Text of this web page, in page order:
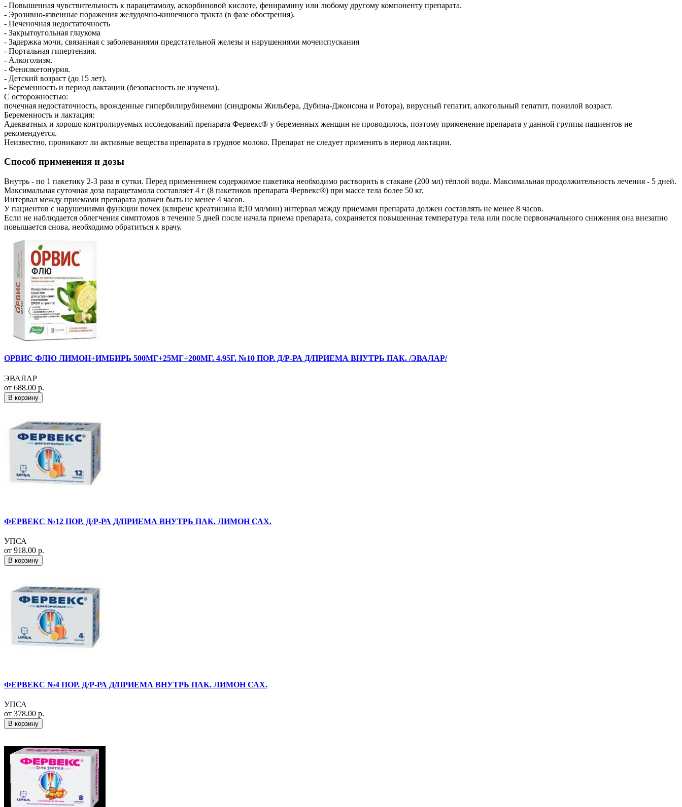
- Повышенная чувствительность к парацетамолу, аскорбиновой кислоте, фенирамину или любому другому компоненту препарата.
- Эрозивно-язвенные поражения желудочно-кишечного тракта (в фазе обострения).
- Печеночная недостаточность
- Закрытоугольная глаукома
- Задержка мочи, связанная с заболеваниями предстательной железы и нарушениями мочеиспускания
- Портальная гипертензия.
- Алкоголизм.
- Фенилкетонурия.
- Детский возраст (до 15 лет).
- Беременность и период лактации (безопасность не изучена).
С осторожностью:
почечная недостаточность, врожденные гипербилирубинемии (синдромы Жильбера, Дубина-Джонсона и Ротора), вирусный гепатит, алкогольный гепатит, пожилой возраст.
Беременность и лактация:
Адекватных и хорошо контролируемых исследований препарата Фервекс® у беременных женщин не проводилось, поэтому применение препарата у данной группы пациентов не
рекомендуется.
Неизвестно, проникают ли активные вещества препарата в грудное молоко. Препарат не следует применять в период лактации.
Способ применения и дозы
Внутрь - по 1 пакетику 2-3 раза в сутки. Перед применением содержимое пакетика необходимо растворить в стакане (200 мл) тёплой воды. Максимальная продолжительность лечения - 5 дней.
Максимальная суточная доза парацетамола составляет 4 г (8 пакетиков препарата Фервекс®) при массе тела более 50 кг.
Интервал между приемами препарата должен быть не менее 4 часов.
У пациентов с нарушениями функции почек (клиренс креатинина lt;10 мл/мин) интервал между приемами препарата должен составлять не менее 8 часов.
Если не наблюдается облегчения симптомов в течение 5 дней после начала приема препарата, сохраняется повышенная температура тела или после первоначального снижения она внезапно
повышается снова, необходимо обратиться к врачу.
ОРВИС ФЛЮ ЛИМОН+ИМБИРЬ 500МГ+25МГ+200МГ. 4,95Г. №10 ПОР. Д/Р-РА Д/ПРИЕМА ВНУТРЬ ПАК. /ЭВАЛАР/
ЭВАЛАР
от 688.00 р.
В корзину
ФЕРВЕКС №12 ПОР. Д/Р-РА Д/ПРИЕМА ВНУТРЬ ПАК. ЛИМОН САХ.
УПСА
от 918.00 р.
В корзину
ФЕРВЕКС №4 ПОР. Д/Р-РА Д/ПРИЕМА ВНУТРЬ ПАК. ЛИМОН САХ.
УПСА
от 378.00 р.
В корзину